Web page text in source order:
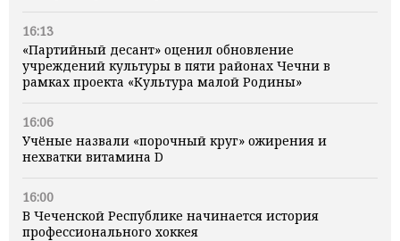
16:13
«Партийный десант» оценил обновление
учреждений культуры в пяти районах Чечни в
рамках проекта «Культура малой Родины»
16:06
Учёные назвали «порочный круг» ожирения и
нехватки витамина D
16:00
В Чеченской Республике начинается история
профессионального хоккея